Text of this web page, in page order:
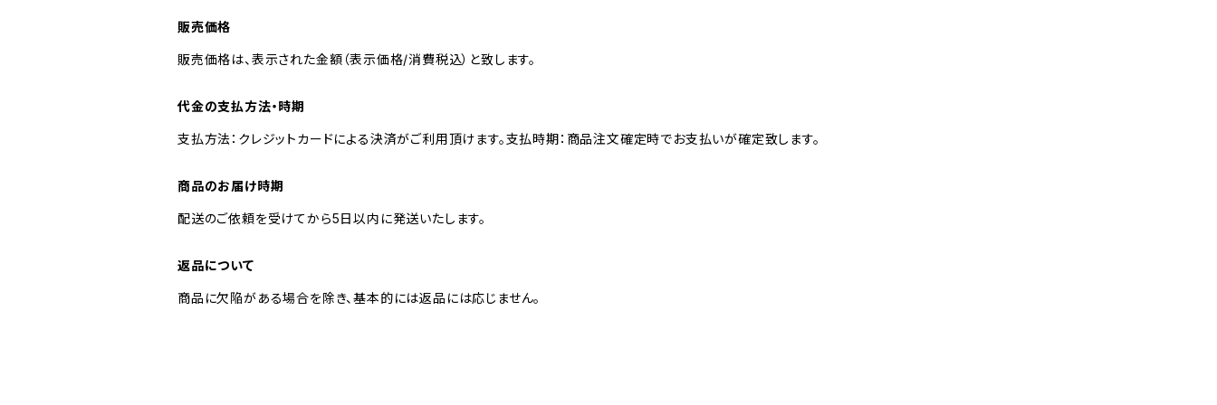
販売価格
販売価格は、表示された金額（表示価格/消費税込）と致します。
代金の支払方法・時期
支払方法：クレジットカードによる決済がご利用頂けます。支払時期：商品注文確定時でお支払いが確定致します。
商品のお届け時期
配送のご依頼を受けてから5日以内に発送いたします。
返品について
商品に欠陥がある場合を除き、基本的には返品には応じません。